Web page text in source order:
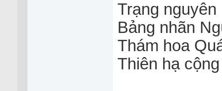
Trạng
Bảng nhãn
Thám hoa
Thiên hạ